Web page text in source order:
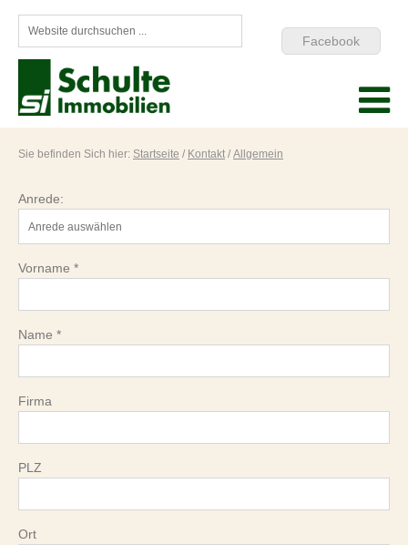
Facebook
Sie befinden Sich hier: Startseite / Kontakt / Allgemein
Anrede:
Vorname *
Name *
Firma
PLZ
Ort